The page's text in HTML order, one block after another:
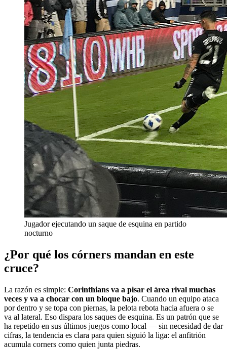
Jugador ejecutando un saque de esquina en partido
nocturno
¿Por qué los córners mandan en este
cruce?
La razón es simple: Corinthians va a pisar el área rival muchas
veces y va a chocar con un bloque bajo. Cuando un equipo ataca
por dentro y se topa con piernas, la pelota rebota hacia afuera o se
va al lateral. Eso dispara los saques de esquina. Es un patrón que se
ha repetido en sus últimos juegos como local — sin necesidad de dar
cifras, la tendencia es clara para quien siguió la liga: el anfitrión
acumula corners como quien junta piedras.